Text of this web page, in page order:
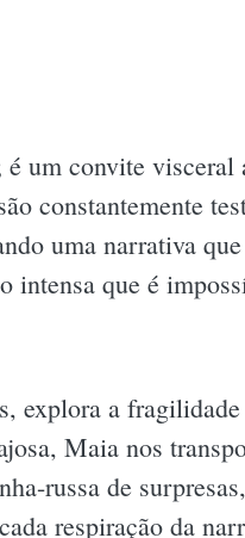
é um convite visceral
constantemente
uma narrativa
intensa que é
explora a
Maia nos
russa de
respiração da